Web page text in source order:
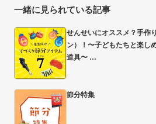
一緒に見られている記事
せんせいにオススメ？手作
ン）！〜子どもたちと楽し
道具〜
節分特集